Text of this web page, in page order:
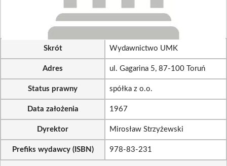
Skrót Wydawnictwo UMK
Adres ul. Gagarina 5, 87-100 Toruń
Status prawny spółka z o.o.
Data założenia 1967
Dyrektor Mirosław Strzyżewski
Prefiks wydawcy (ISBN) 978-83-231